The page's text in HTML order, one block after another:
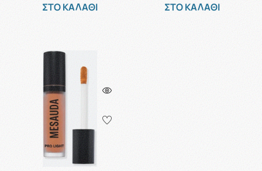
ΣΤΟ ΚΑΛΑΘΙ ΣΤΟ ΚΑΛΑΘΙ